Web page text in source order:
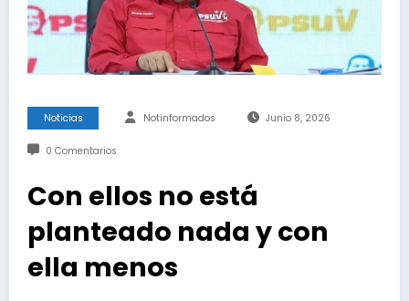
Noticias Notinformados Junio 8, 2026
0 Comentarios
Con ellos no está
planteado nada y con
ella menos